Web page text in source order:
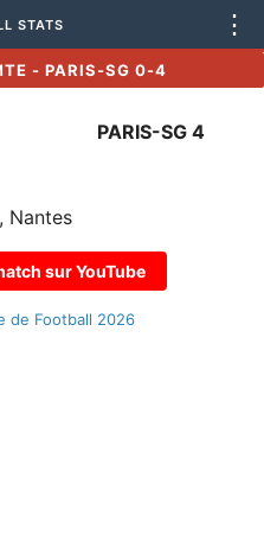
STATS ⋮
- PARIS-SG 0-4
PARIS-SG 4
Nantes
sur YouTube
de Football 2026